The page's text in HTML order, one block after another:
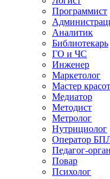
Программист
Аналитик
Библиотекарь
ГО и ЧС
Инженер
Маркетолог
Мастер
Медиатор
Методист
Метролог
Нутрициолог
Оператор
Педагог-
Повар
Психолог